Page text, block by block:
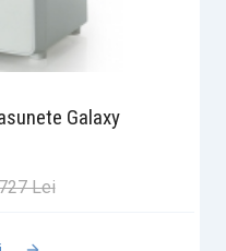
Galaxy
Lei